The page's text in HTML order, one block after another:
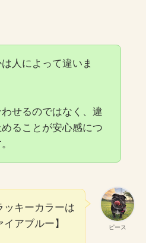
人によって違いま
せるのではなく、違
ることが安心感につ
ピース
ッキーカラーは
イアブルー】